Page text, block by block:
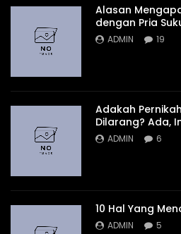
Alasan
dengan Pria
ADMIN 19
Adakah
Dilarang? Ada,
ADMIN 6
10 Hal Yang
ADMIN 5